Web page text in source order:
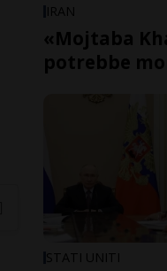
IRAN
«Mojtaba
potrebbe
STATI UNITI